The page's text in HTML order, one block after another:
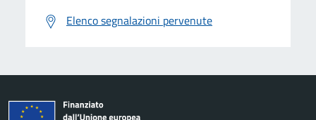
Elenco segnalazioni pervenute